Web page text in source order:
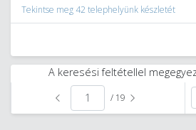
Tekintse meg 42 telephelyünk készletét
A keresési feltétellel
/ 19